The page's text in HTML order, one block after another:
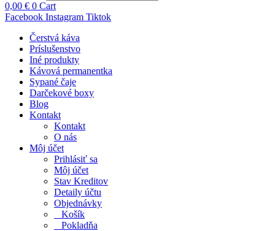
0,00 € 0 Cart
Facebook Instagram Tiktok
Čerstvá káva
Príslušenstvo
Iné produkty
Kávová permanentka
Sypané čaje
Darčekové boxy
Blog
Kontakt
Kontakt
O nás
Môj účet
Prihlásiť sa
Môj účet
Stav Kreditov
Detaily účtu
Objednávky
Košík
Pokladňa